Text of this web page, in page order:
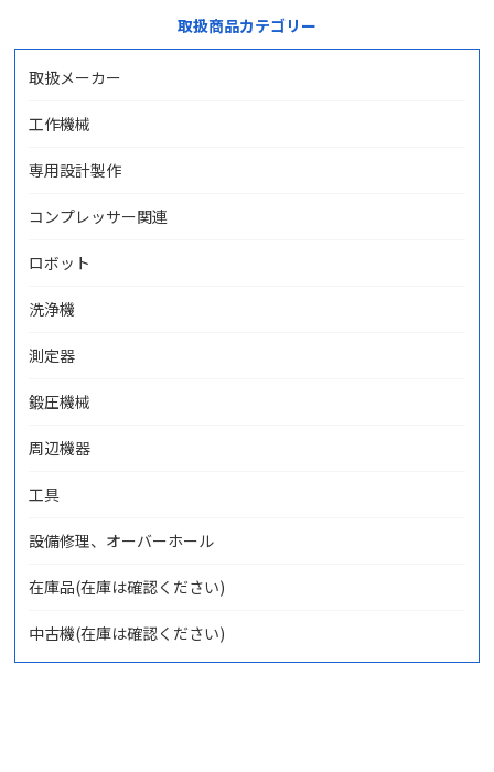
取扱商品カテゴリー
取扱メーカー
工作機械
専用設計製作
コンプレッサー関連
ロボット
洗浄機
測定器
鍛圧機械
周辺機器
工具
設備修理、オーバーホール
在庫品(在庫は確認ください)
中古機(在庫は確認ください)